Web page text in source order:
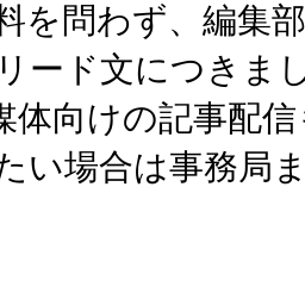
を問わず、編集
ード文につきま
体向けの記事配
い場合は事務局